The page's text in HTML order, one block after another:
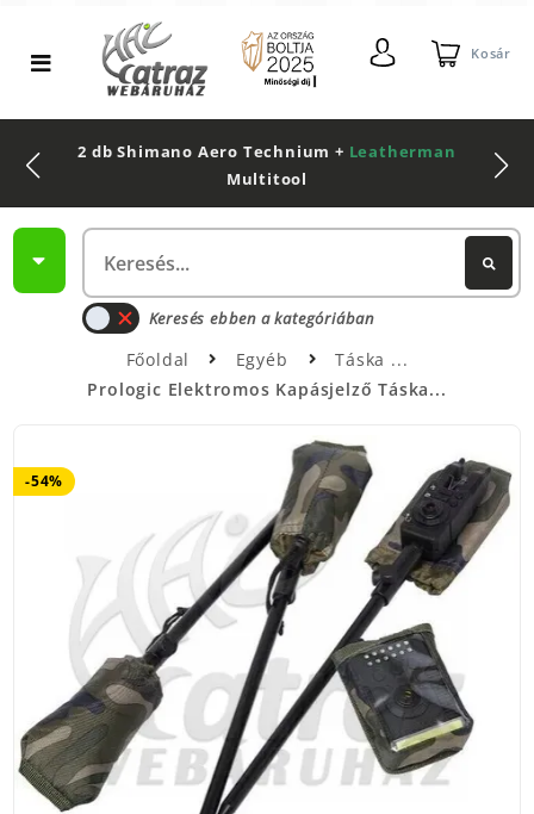
Kosár
2 db Shimano Aero Technium + Leatherman
Multitool
Keresés ebben a kategóriában
Főoldal Egyéb
Táska
Prologic Elektromos Kapásjelző Táska...
-54%